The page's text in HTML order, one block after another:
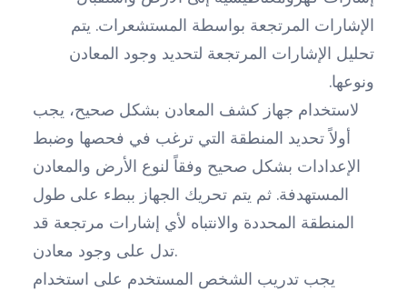
الإشارات المرتجعة بواسطة المستشعرات. يتم
تحليل الإشارات المرتجعة لتحديد وجود المعادن
ونوعها.
لاستخدام جهاز كشف المعادن بشكل صحيح، يجب
أولاً تحديد المنطقة التي ترغب في فحصها وضبط
الإعدادات بشكل صحيح وفقاً لنوع الأرض والمعادن
المستهدفة. ثم يتم تحريك الجهاز ببطء على طول
المنطقة المحددة والانتباه لأي إشارات مرتجعة قد
تدل على وجود معادن.
يجب تدريب الشخص المستخدم على استخدام